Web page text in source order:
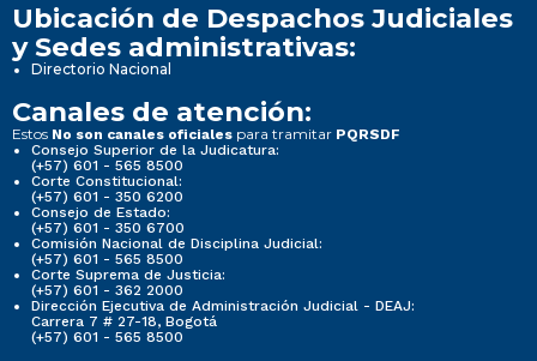
Ubicación de Despachos Judiciales
y Sedes administrativas:
Directorio Nacional
Canales de atención:
Estos No son canales oficiales para tramitar PQRSDF
Consejo Superior de la Judicatura:
(+57) 601 - 565 8500
Corte Constitucional:
(+57) 601 - 350 6200
Consejo de Estado:
(+57) 601 - 350 6700
Comisión Nacional de Disciplina Judicial:
(+57) 601 - 565 8500
Corte Suprema de Justicia:
(+57) 601 - 362 2000
Dirección Ejecutiva de Administración Judicial - DEAJ:
Carrera 7 # 27-18, Bogotá
(+57) 601 - 565 8500